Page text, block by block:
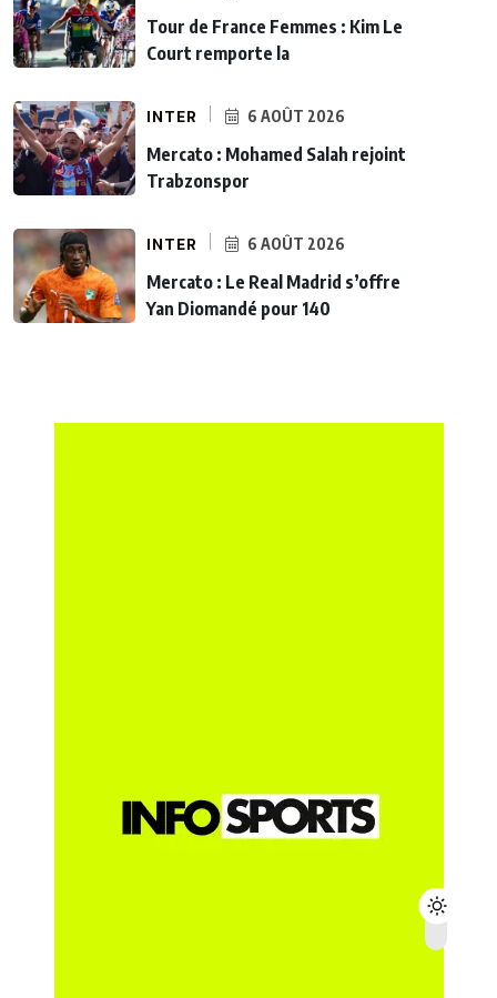
Tour de France Femmes : Kim Le
Court remporte la
INTER 6 AOÛT 2026
Mercato : Mohamed Salah rejoint
Trabzonspor
INTER 6 AOÛT 2026
Mercato : Le Real Madrid s’offre
Yan Diomandé pour 140